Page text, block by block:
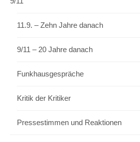
11.9. – Zehn Jahre danach
9/11 – 20 Jahre danach
Funkhausgespräche
Kritik der Kritiker
Pressestimmen und Reaktionen